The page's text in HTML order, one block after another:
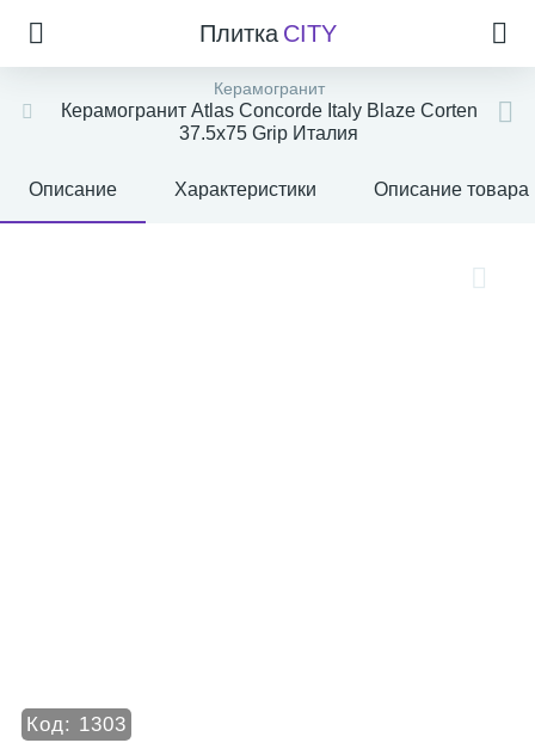
Плитка CITY
Керамогранит
Керамогранит Atlas Concorde Italy Blaze Corten
37.5x75 Grip Италия
Описание Характеристики Описание товара
Код: 1303